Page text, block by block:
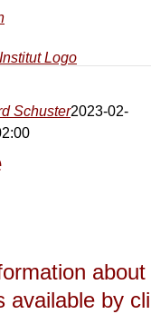
Schuster2023-02-
about
available by